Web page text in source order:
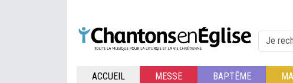
ACCUEIL MESSE BAPTÊME